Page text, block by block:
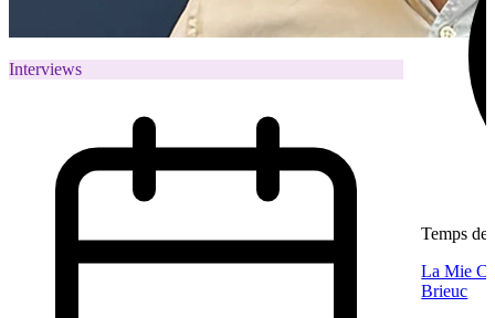
Interviews
Temps de
La Mie
Brieuc